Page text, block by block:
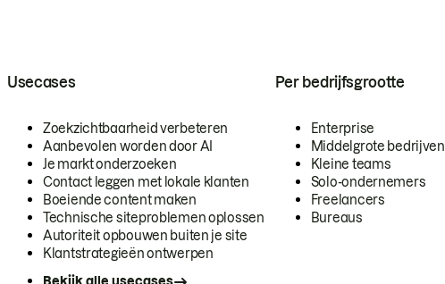
Usecases
Zoekzichtbaarheid verbeteren
Aanbevolen worden door AI
Je markt onderzoeken
Contact leggen met lokale klanten
Boeiende content maken
Technische siteproblemen oplossen
Autoriteit opbouwen buiten je site
Klantstrategieën ontwerpen
Per bedrijfsgrootte
Enterprise
Middelgrote bedrijven
Kleine teams
Solo-ondernemers
Freelancers
Bureaus